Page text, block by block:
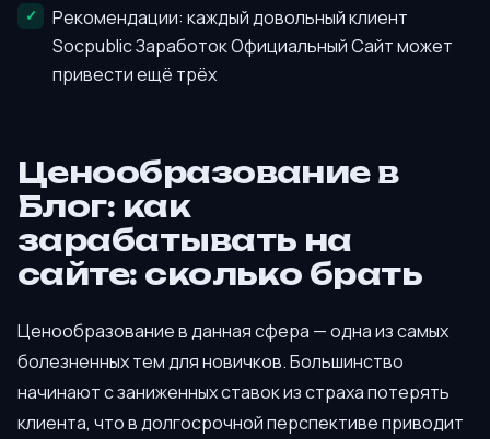
Рекомендации: каждый довольный клиент
Socpublic Заработок Официальный Сайт может
привести ещё трёх
Ценообразование в
Блог: как
зарабатывать на
сайте: сколько брать
Ценообразование в данная сфера — одна из самых
болезненных тем для новичков. Большинство
начинают с заниженных ставок из страха потерять
клиента, что в долгосрочной перспективе приводит